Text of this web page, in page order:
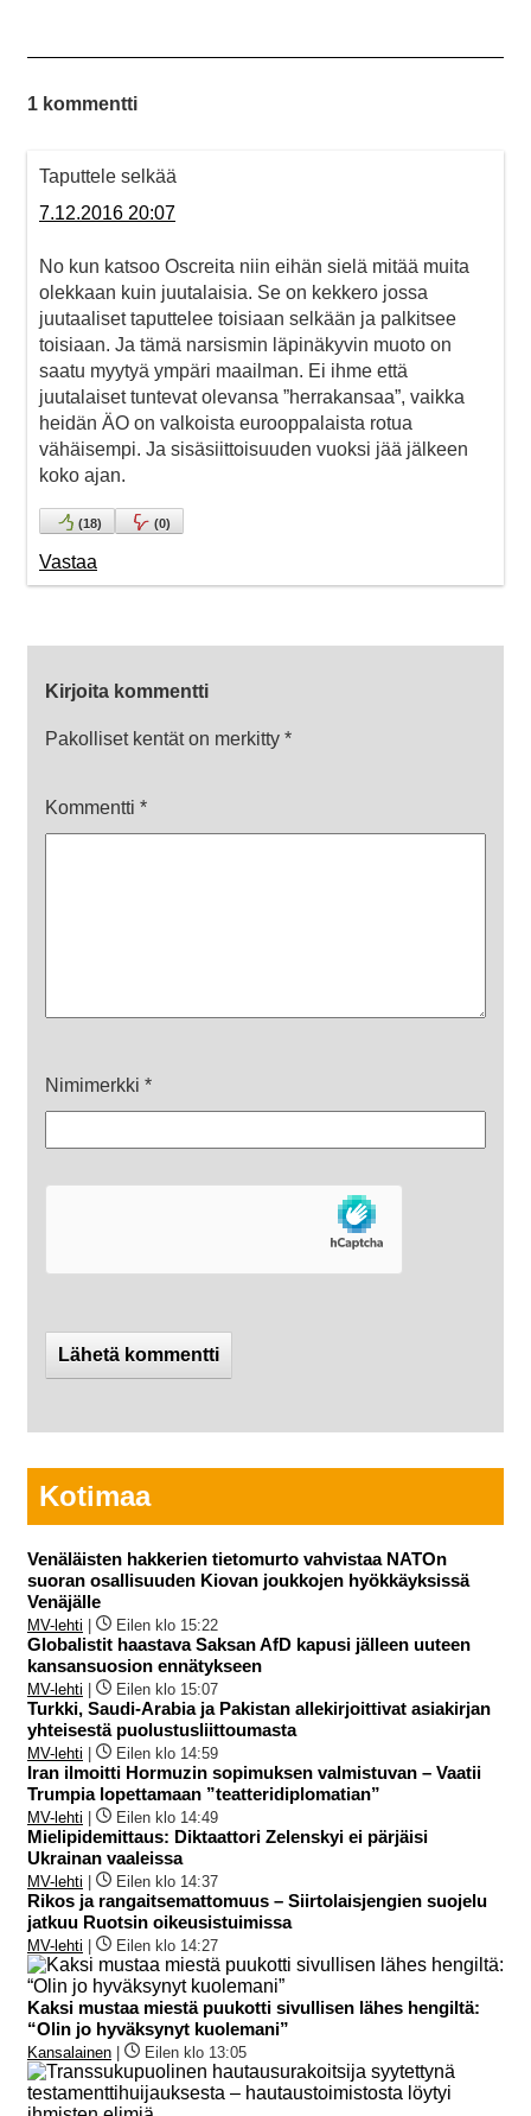
1 kommentti
Taputtele selkää
7.12.2016 20:07
No kun katsoo Oscreita niin eihän sielä mitää muita
olekkaan kuin juutalaisia. Se on kekkero jossa
juutaaliset taputtelee toisiaan selkään ja palkitsee
toisiaan. Ja tämä narsismin läpinäkyvin muoto on
saatu myytyä ympäri maailman. Ei ihme että
juutalaiset tuntevat olevansa ”herrakansaa”, vaikka
heidän ÄO on valkoista eurooppalaista rotua
vähäisempi. Ja sisäsiittoisuuden vuoksi jää jälkeen
koko ajan.
(18) (0)
Vastaa
Kirjoita kommentti
Pakolliset kentät on merkitty *
Kommentti *
Nimimerkki *
Kotimaa
Venäläisten hakkerien tietomurto vahvistaa NATOn
suoran osallisuuden Kiovan joukkojen hyökkäyksissä
Venäjälle
MV-lehti Eilen klo 15:22
Globalistit haastava Saksan AfD kapusi jälleen uuteen
kansansuosion ennätykseen
MV-lehti Eilen klo 15:07
Turkki, Saudi-Arabia ja Pakistan allekirjoittivat asiakirjan
yhteisestä puolustusliittoumasta
MV-lehti Eilen klo 14:59
Iran ilmoitti Hormuzin sopimuksen valmistuvan – Vaatii
Trumpia lopettamaan ”teatteridiplomatian”
MV-lehti Eilen klo 14:49
Mielipidemittaus: Diktaattori Zelenskyi ei pärjäisi
Ukrainan vaaleissa
MV-lehti Eilen klo 14:37
Rikos ja rangaitsemattomuus – Siirtolaisjengien suojelu
jatkuu Ruotsin oikeusistuimissa
MV-lehti Eilen klo 14:27
Kaksi mustaa miestä puukotti sivullisen lähes hengiltä:
“Olin jo hyväksynyt kuolemani”
Kansalainen Eilen klo 13:05